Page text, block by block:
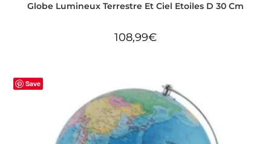
Globe Lumineux Terrestre Et Ciel Etoiles D 30 Cm
108,99€
Save